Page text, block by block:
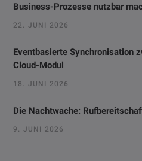
Business-Prozesse nutzbar
22. JUNI 2026
Eventbasierte Synchronisation
Cloud-Modul
18. JUNI 2026
Die Nachtwache:
9. JUNI 2026